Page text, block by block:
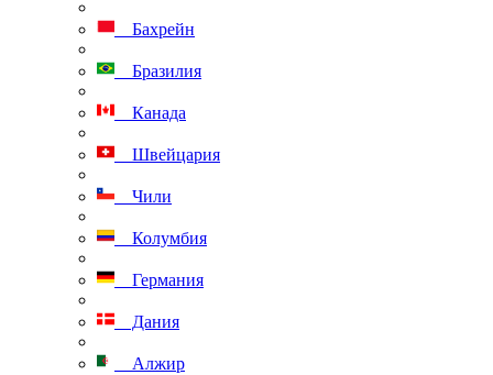
Бахрейн
Бразилия
Канада
Швейцария
Чили
Колумбия
Германия
Дания
Алжир